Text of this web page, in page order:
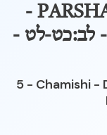
PARSHAS HAAZINU 32:29-39 -
לב:כט-לט -
5 - Chamishi -